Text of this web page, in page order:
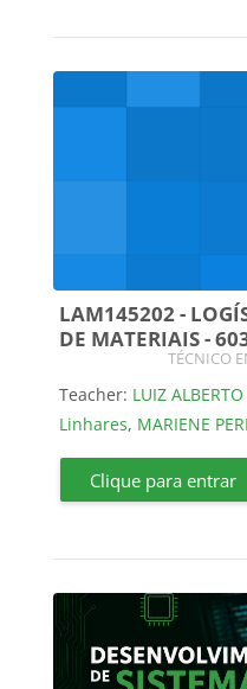
LAM145202 -
DE MATERIAIS -
Course
TÉCNICO
Teacher: LUIZ
Linhares, MARIENE
Clique para entrar